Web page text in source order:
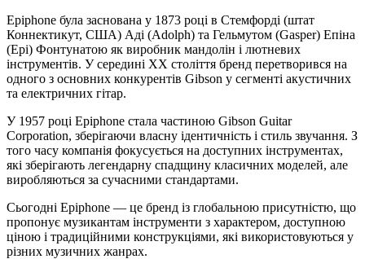
Epiphone була заснована у 1873 році в Стемфорді (штат
Коннектикут, США) Аді (Adolph) та Гельмутом (Gasper) Епіна
(Epi) Фонтунатою як виробник мандолін і лютневих
інструментів. У середині ХХ століття бренд перетворився на
одного з основних конкурентів Gibson у сегменті акустичних
та електричних гітар.
У 1957 році Epiphone стала частиною Gibson Guitar
Corporation, зберігаючи власну ідентичність і стиль звучання. З
того часу компанія фокусується на доступних інструментах,
які зберігають легендарну спадщину класичних моделей, але
виробляються за сучасними стандартами.
Сьогодні Epiphone — це бренд із глобальною присутністю, що
пропонує музикантам інструменти з характером, доступною
ціною і традиційними конструкціями, які використовуються у
різних музичних жанрах.